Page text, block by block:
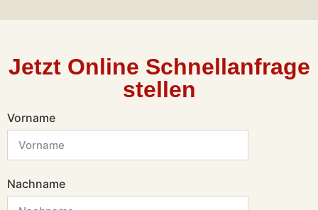
Jetzt Online Schnellanfrage
stellen
Vorname
Nachname